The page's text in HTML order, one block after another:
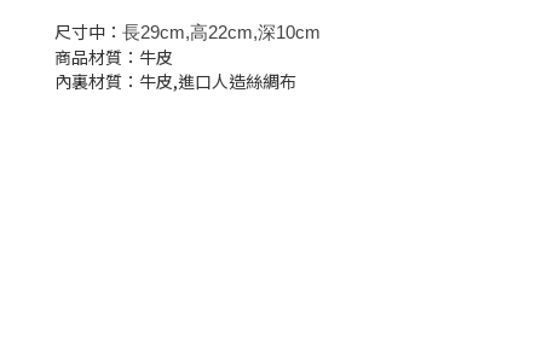
尺寸中： 長29cm,高22cm,深10cm
商品材質：牛皮
內裏材質：牛皮,進口人造絲綢布